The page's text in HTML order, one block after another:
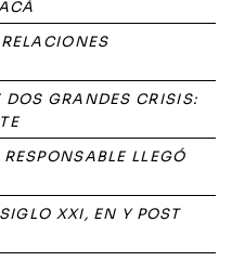
DOS GRANDES CRISIS:
LLEGÓ
XXI, EN Y POST